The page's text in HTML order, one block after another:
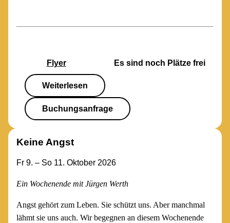
Flyer Es sind noch Plätze frei
Weiterlesen
Buchungsanfrage
Keine Angst
Fr 9. – So 11. Oktober 2026
Ein Wochenende mit Jürgen Werth
Angst gehört zum Leben. Sie schützt uns. Aber manchmal
lähmt sie uns auch. Wir begegnen an diesem Wochenende